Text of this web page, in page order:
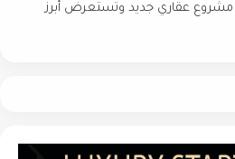
مشروع عقاري جديد وتستعرض أبرز